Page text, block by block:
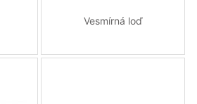
Vesmírná loď